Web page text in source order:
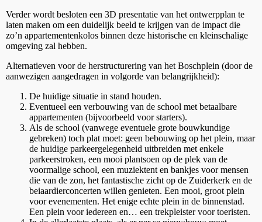
Verder wordt besloten een 3D presentatie van het ontwerpplan te
laten maken om een duidelijk beeld te krijgen van de impact die
zo’n appartementenkolos binnen deze historische en kleinschalige
omgeving zal hebben.
Alternatieven voor de herstructurering van het Boschplein (door de
aanwezigen aangedragen in volgorde van belangrijkheid):
De huidige situatie in stand houden.
Eventueel een verbouwing van de school met betaalbare
appartementen (bijvoorbeeld voor starters).
Als de school (vanwege eventuele grote bouwkundige
gebreken) toch plat moet: geen bebouwing op het plein, maar
de huidige parkeergelegenheid uitbreiden met enkele
parkeerstroken, een mooi plantsoen op de plek van de
voormalige school, een muziektent en bankjes voor mensen
die van de zon, het fantastische zicht op de Zuiderkerk en de
beiaardierconcerten willen genieten. Een mooi, groot plein
voor evenementen. Het enige echte plein in de binnenstad.
Een plein voor iedereen en… een trekpleister voor toeristen.